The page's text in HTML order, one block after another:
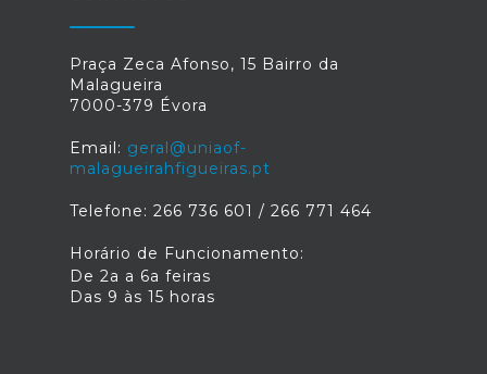
Praça Zeca Afonso, 15 Bairro da
Malagueira
7000-379 Évora
Email: geral@uniaof-
malagueirahfigueiras.pt
Telefone: 266 736 601 / 266 771 464
Horário de Funcionamento:
De 2a a 6a feiras
Das 9 às 15 horas